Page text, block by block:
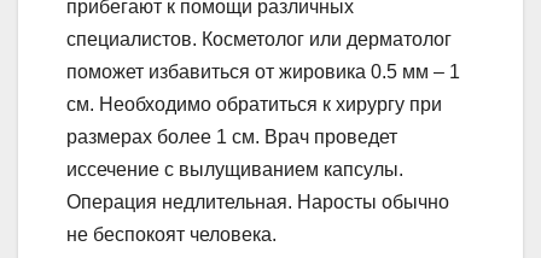
прибегают к помощи различных
специалистов. Косметолог или дерматолог
поможет избавиться от жировика 0.5 мм – 1
см. Необходимо обратиться к хирургу при
размерах более 1 см. Врач проведет
иссечение с вылущиванием капсулы.
Операция недлительная. Наросты обычно
не беспокоят человека.